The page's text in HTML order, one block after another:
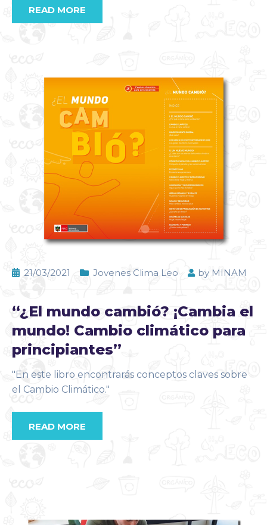
READ MORE
21/03/2021 Jovenes Clima Leo by MINAM
“¿El mundo cambió? ¡Cambia el
mundo! Cambio climático para
principiantes”
"En este libro encontrarás conceptos claves sobre
el Cambio Climático."
READ MORE